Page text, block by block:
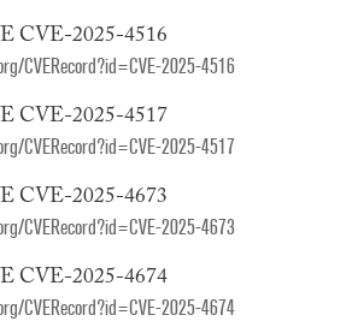
CVE-2025-4516
CVERecord?id=CVE-2025-4516
CVE-2025-4517
CVERecord?id=CVE-2025-4517
CVE-2025-4673
CVERecord?id=CVE-2025-4673
CVE-2025-4674
CVERecord?id=CVE-2025-4674